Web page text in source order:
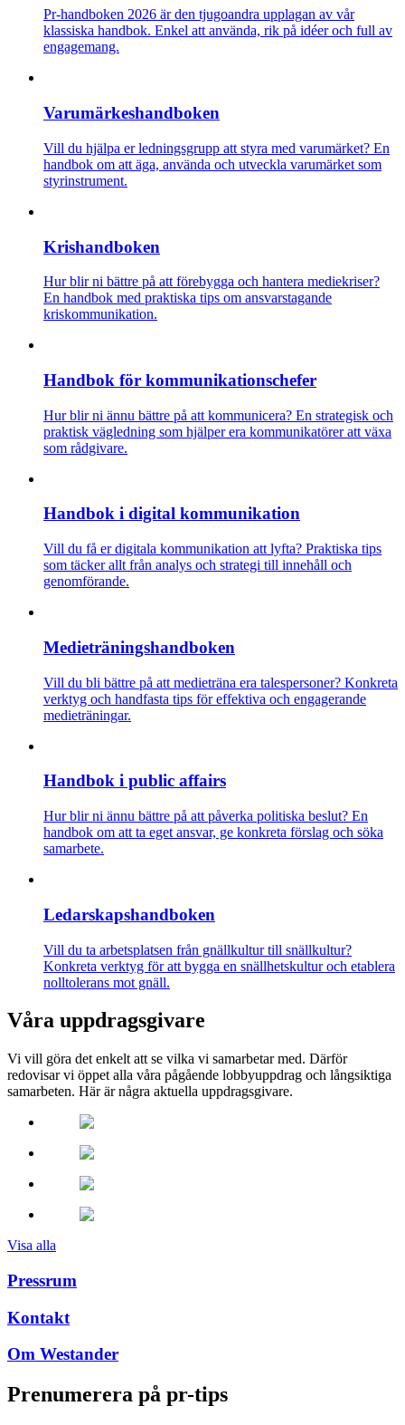
Pr-handboken 2026 är den tjugoandra upplagan av vår
klassiska handbok. Enkel att använda, rik på idéer och full av
engagemang.
Varumärkes­handboken
Vill du hjälpa er ledningsgrupp att styra med varumärket? En
handbok om att äga, använda och utveckla varumärket som
styrinstrument.
Krishandboken
Hur blir ni bättre på att förebygga och hantera mediekriser?
En handbok med praktiska tips om ansvarstagande
kriskommunikation.
Handbok för kommunikations­chefer
Hur blir ni ännu bättre på att kommunicera? En strategisk och
praktisk vägledning som hjälper era kommunikatörer att växa
som rådgivare.
Handbok i digital kommunikation
Vill du få er digitala kommunikation att lyfta? Praktiska tips
som täcker allt från analys och strategi till innehåll och
genomförande.
Medietränings­­­handboken
Vill du bli bättre på att medieträna era talespersoner? Konkreta
verktyg och handfasta tips för effektiva och engagerande
medieträningar.
Handbok i public affairs
Hur blir ni ännu bättre på att påverka politiska beslut? En
handbok om att ta eget ansvar, ge konkreta förslag och söka
samarbete.
Ledarskaps­­handboken
Vill du ta arbetsplatsen från gnällkultur till snällkultur?
Konkreta verktyg för att bygga en snällhetskultur och etablera
nolltolerans mot gnäll.
Våra uppdragsgivare
Vi vill göra det enkelt att se vilka vi samarbetar med. Därför
redovisar vi öppet alla våra pågående lobbyuppdrag och långsiktiga
samarbeten. Här är några aktuella uppdragsgivare.
Visa alla
Pressrum
Kontakt
Om Westander
Prenumerera på pr-tips